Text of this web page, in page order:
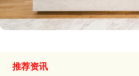
推荐资讯